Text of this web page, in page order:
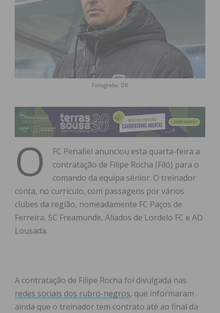
Fotografia: DR
O
FC Penafiel anunciou esta quarta-feira a
contratação de Filipe Rocha (Filó) para o
comando da equipa sénior. O treinador
conta, no currículo, com passagens por vários
clubes da região, nomeadamente FC Paços de
Ferreira, SC Freamunde, Aliados de Lordelo FC e AD
Lousada.
A contratação de Filipe Rocha foi divulgada nas
redes sociais dos rubro-negros, que informaram
ainda que o treinador tem contrato até ao final da